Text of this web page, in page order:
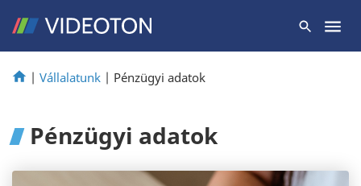
| Vállalatunk | Pénzügyi adatok
Pénzügyi adatok